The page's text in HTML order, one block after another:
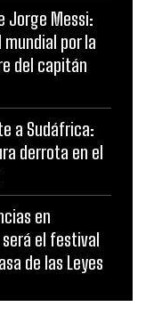
Jorge Messi:
por la
del capitán
a Sudáfrica:
derrota en el
en
el festival
de las Leyes